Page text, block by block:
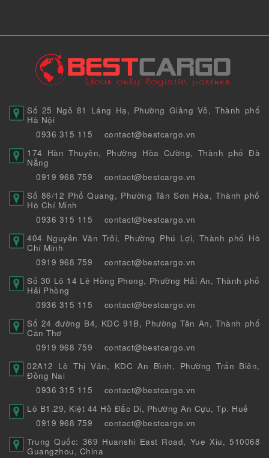
Số 25 Ngõ 81 Láng Hạ, Phường Giảng Võ, Thành phố
Hà Nội
0936 315 115
contact@bestcargo.vn
174 Hàn Thuyên, Phường Hòa Cường, Thành phố Đà
Nẵng
0919 968 759
contact@bestcargo.vn
Số 86/12 Phổ Quang, Phường Tân Sơn Hòa, Thành phố
Hồ Chí Minh
0936 315 115
contact@bestcargo.vn
404 Nguyễn Văn Trỗi, Phường Phú Lợi, Thành phố Hồ
Chí Minh
0919 968 759
contact@bestcargo.vn
Số 30 Lô 14 Lê Hồng Phong, Phường Hải An, Thành phố
Hải Phòng
0936 315 115
contact@bestcargo.vn
Số 24 đường B4, KDC 91B, Phường Tân An, Thành phố
Cần Thơ
0919 968 759
contact@bestcargo.vn
02A12 Lê Thị Vân, KDC An Bình, Phường Trấn Biên,
Đồng Nai
0936 315 115
contact@bestcargo.vn
Lô B1.29, Kiệt 44 Hồ Đắc Di, Phường An Cựu, Tp. Huế
0919 968 759
contact@bestcargo.vn
Trung Quốc: 369 Huanshi East Road, Yue Xiu, 510068
Guangzhou, China